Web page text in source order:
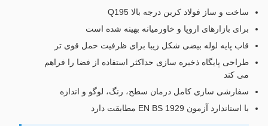
ساخت و ساز فولاد کربن درجه بالا Q195
برای بازارهای اروپا و خاورمیانه بهینه شده است
قاب پایه لوله بیضی شکل زیبا برای ظرفیت حمل قوی تر
طراحی پایگاه ذخیره سازی حداکثر استفاده از فضا را فراهم
می کند
سفارشی سازی کامل درمان سطح، رنگ، لوگو و اندازه
با استاندارد آزمون EN BS 1929 مطابقت دارد